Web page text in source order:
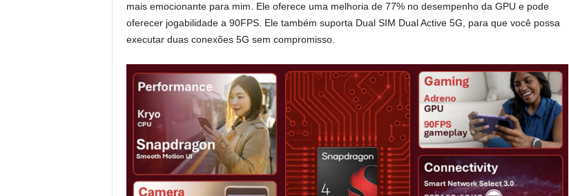
mais emocionante para mim. Ele oferece uma melhoria de 77% no desempenho da GPU e pode
oferecer jogabilidade a 90FPS. Ele também suporta Dual SIM Dual Active 5G, para que você possa
executar duas conexões 5G sem compromisso.